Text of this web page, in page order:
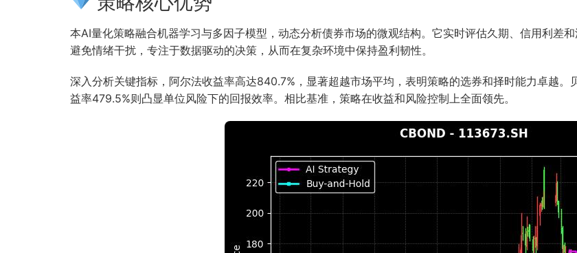
本AI量化策略融合机器学习与多因子模型，动态分析债券市场的微观结构。它实时评估久期、信用利差
避免情绪干扰，专注于数据驱动的决策，从而在复杂环境中保持盈利韧性。
深入分析关键指标，阿尔法收益率高达840.7%，显著超越市场平均，表明策略的选券和择时能力卓越。
益率479.5%则凸显单位风险下的回报效率。相比基准，策略在收益和风险控制上全面领先。